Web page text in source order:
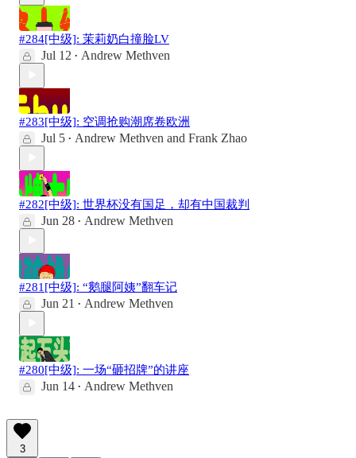
#284[中级]: 茉莉奶白撞脸LV
Jul 12 • Andrew Methven
#283[中级]: 空调抢购潮席卷欧洲
Jul 5 • Andrew Methven and Frank Zhao
#282[中级]: 世界杯没有国足，却有中国裁判
Jun 28 • Andrew Methven
#281[中级]: “鹅腿阿姨”翻车记
Jun 21 • Andrew Methven
#280[中级]: 一场“砸招牌”的讲座
Jun 14 • Andrew Methven
3